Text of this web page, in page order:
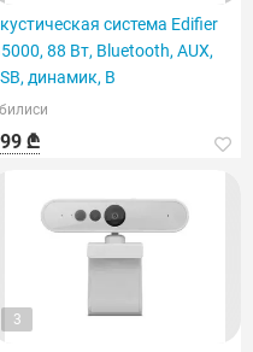
система Edifier
88 Вт, Bluetooth, AUX,
динамик, B
₾
3